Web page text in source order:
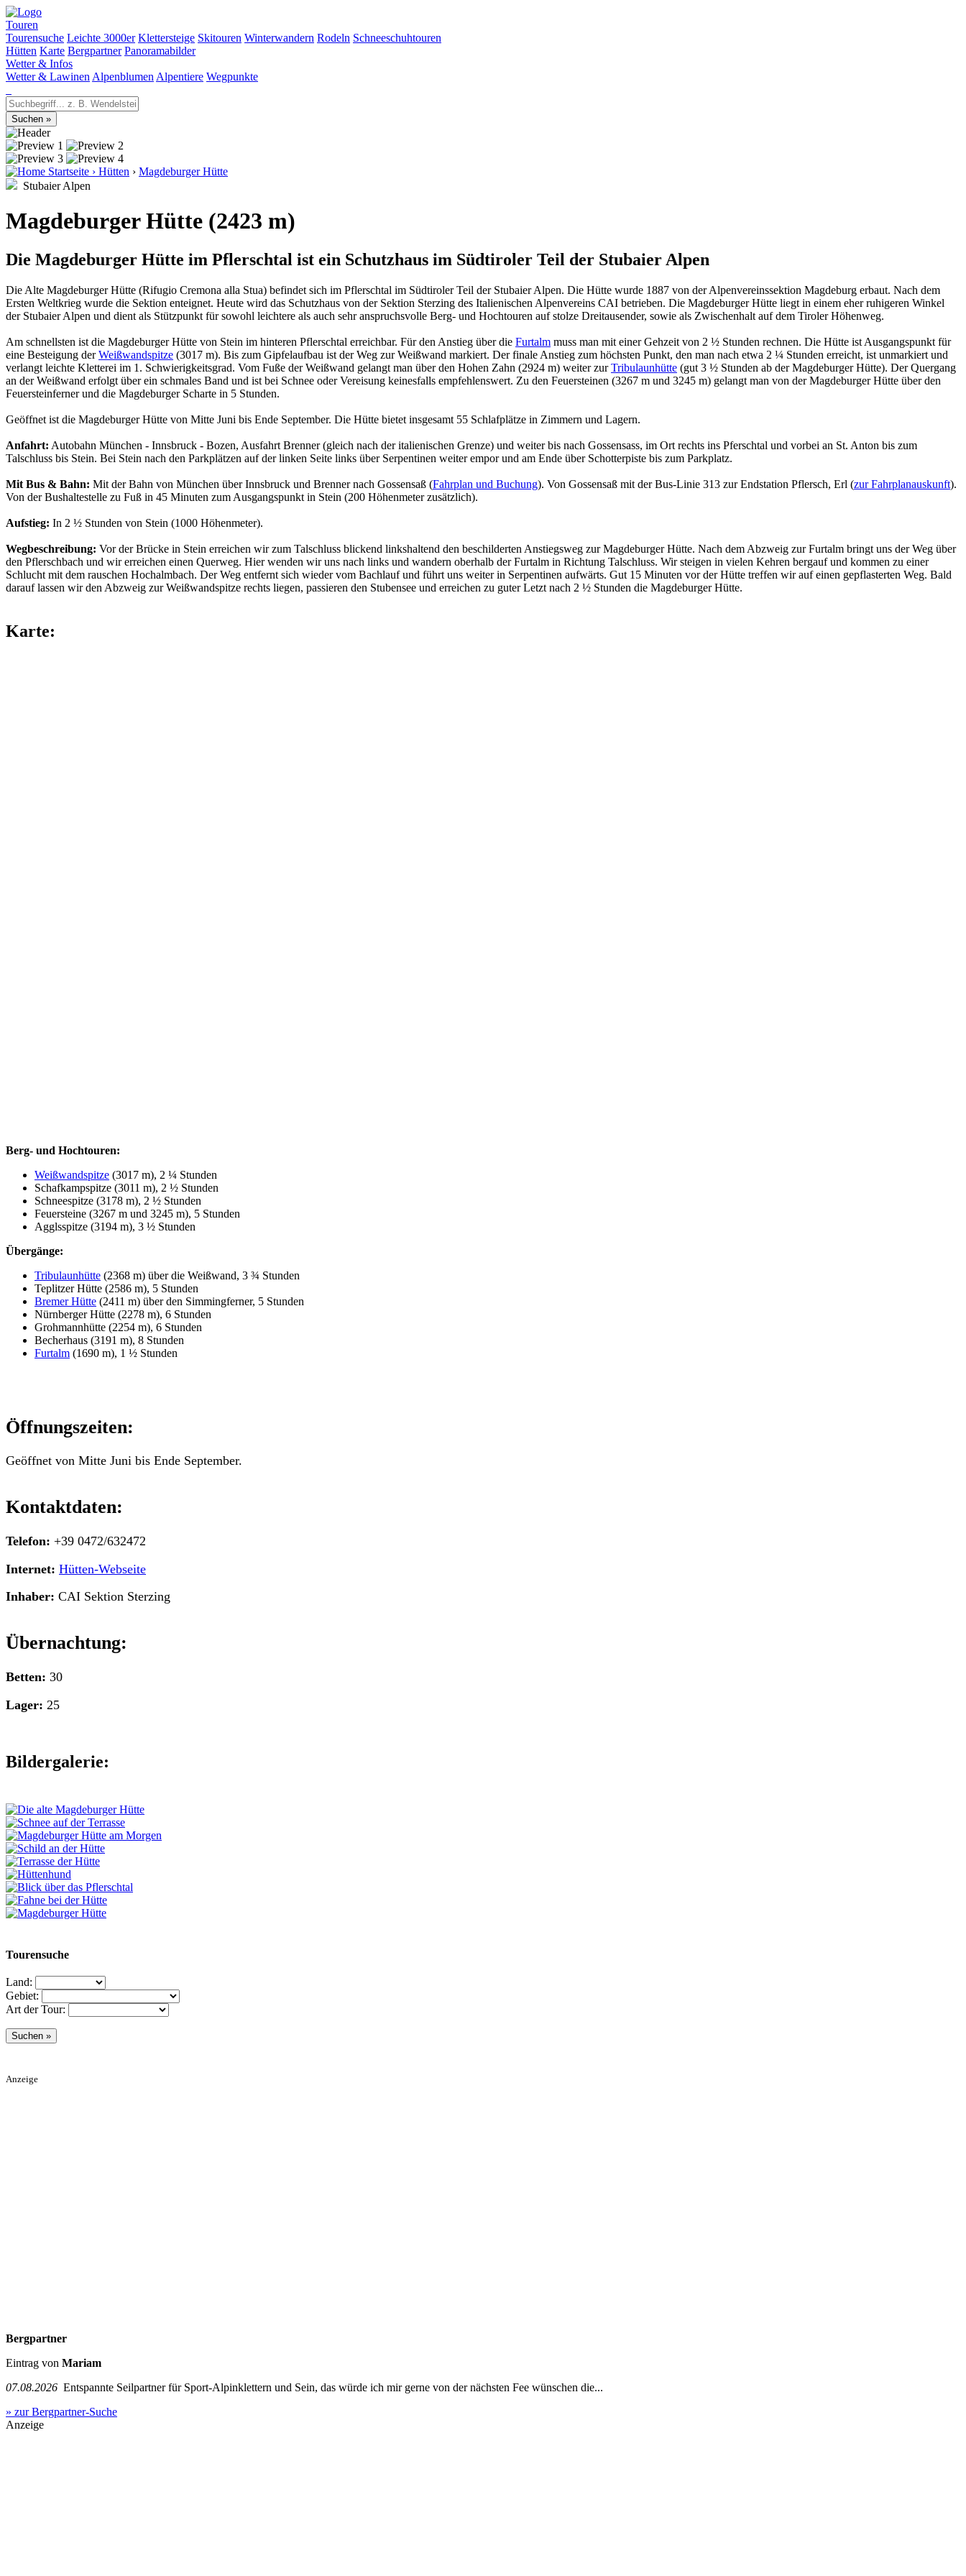
Touren
Tourensuche Leichte 3000er Klettersteige Skitouren Winterwandern Rodeln Schneeschuhtouren
Hütten Karte Bergpartner Panoramabilder
Wetter & Infos
Wetter & Lawinen Alpenblumen Alpentiere Wegpunkte
Startseite › Hütten › Magdeburger Hütte
Stubaier Alpen
Magdeburger Hütte (2423 m)
Die Magdeburger Hütte im Pflerschtal ist ein Schutzhaus im Südtiroler Teil der Stubaier Alpen
Die Alte Magdeburger Hütte (Rifugio Cremona alla Stua) befindet sich im Pflerschtal im Südtiroler Teil der Stubaier Alpen. Die Hütte wurde 1887 von der Alpenvereinssektion Magdeburg erbaut. Nach dem
Ersten Weltkrieg wurde die Sektion enteignet. Heute wird das Schutzhaus von der Sektion Sterzing des Italienischen Alpenvereins CAI betrieben. Die Magdeburger Hütte liegt in einem eher ruhigeren Winkel
der Stubaier Alpen und dient als Stützpunkt für sowohl leichtere als auch sehr anspruchsvolle Berg- und Hochtouren auf stolze Dreitausender, sowie als Zwischenhalt auf dem Tiroler Höhenweg.
Am schnellsten ist die Magdeburger Hütte von Stein im hinteren Pflerschtal erreichbar. Für den Anstieg über die Furtalm muss man mit einer Gehzeit von 2 ½ Stunden rechnen. Die Hütte ist Ausgangspunkt für
eine Besteigung derWeißwandspitze (3017 m). Bis zum Gipfelaufbau ist der Weg zur Weißwand markiert. Der finale Anstieg zum höchsten Punkt, den man nach etwa 2 ¼ Stunden erreicht, ist unmarkiert und
verlangt leichte Kletterei im 1. Schwierigkeitsgrad. Vom Fuße der Weißwand gelangt man über den Hohen Zahn (2924 m) weiter zurTribulaunhütte (gut 3 ½ Stunden ab der Magdeburger Hütte). Der Quergang
an der Weißwand erfolgt über ein schmales Band und ist bei Schnee oder Vereisung keinesfalls empfehlenswert. Zu den Feuersteinen (3267 m und 3245 m) gelangt man von der Magdeburger Hütte über den
Feuersteinferner und die Magdeburger Scharte in 5 Stunden.
Geöffnet ist die Magdeburger Hütte von Mitte Juni bis Ende September. Die Hütte bietet insgesamt 55 Schlafplätze in Zimmern und Lagern.
Anfahrt: Autobahn München - Innsbruck - Bozen, Ausfahrt Brenner (gleich nach der italienischen Grenze) und weiter bis nach Gossensass, im Ort rechts ins Pferschtal und vorbei an St. Anton bis zum
Talschluss bis Stein. Bei Stein nach den Parkplätzen auf der linken Seite links über Serpentinen weiter empor und am Ende über Schotterpiste bis zum Parkplatz.
Mit Bus & Bahn: Mit der Bahn von München über Innsbruck und Brenner nach Gossensaß (Fahrplan und Buchung). Von Gossensaß mit der Bus-Linie 313 zur Endstation Pflersch, Erl (zur Fahrplanauskunft).
Von der Bushaltestelle zu Fuß in 45 Minuten zum Ausgangspunkt in Stein (200 Höhenmeter zusätzlich).
Aufstieg: In 2 ½ Stunden von Stein (1000 Höhenmeter).
Wegbeschreibung: Vor der Brücke in Stein erreichen wir zum Talschluss blickend linkshaltend den beschilderten Anstiegsweg zur Magdeburger Hütte. Nach dem Abzweig zur Furtalm bringt uns der Weg über
den Pflerschbach und wir erreichen einen Querweg. Hier wenden wir uns nach links und wandern oberhalb der Furtalm in Richtung Talschluss. Wir steigen in vielen Kehren bergauf und kommen zu einer
Schlucht mit dem rauschen Hochalmbach. Der Weg entfernt sich wieder vom Bachlauf und führt uns weiter in Serpentinen aufwärts. Gut 15 Minuten vor der Hütte treffen wir auf einen gepflasterten Weg. Bald
darauf lassen wir den Abzweig zur Weißwandspitze rechts liegen, passieren den Stubensee und erreichen zu guter Letzt nach 2 ½ Stunden die Magdeburger Hütte.
Karte:
Berg- und Hochtouren:
Weißwandspitze (3017 m), 2 ¼ Stunden
Schafkampspitze (3011 m), 2 ½ Stunden
Schneespitze (3178 m), 2 ½ Stunden
Feuersteine (3267 m und 3245 m), 5 Stunden
Agglsspitze (3194 m), 3 ½ Stunden
Übergänge:
Tribulaunhütte (2368 m) über die Weißwand, 3 ¾ Stunden
Teplitzer Hütte (2586 m), 5 Stunden
Bremer Hütte (2411 m) über den Simmingferner, 5 Stunden
Nürnberger Hütte (2278 m), 6 Stunden
Grohmannhütte (2254 m), 6 Stunden
Becherhaus (3191 m), 8 Stunden
Furtalm (1690 m), 1 ½ Stunden
Öffnungszeiten:
Geöffnet von Mitte Juni bis Ende September.
Kontaktdaten:
Telefon: +39 0472/632472
Internet: Hütten-Webseite
Inhaber: CAI Sektion Sterzing
Übernachtung:
Betten: 30
Lager: 25
Bildergalerie:
Tourensuche
Land:
Gebiet:
Art der Tour:
Anzeige
Bergpartner
Eintrag von Mariam
07.08.2026 Entspannte Seilpartner für Sport-Alpinklettern und Sein, das würde ich mir gerne von der nächsten Fee wünschen die...
» zur Bergpartner-Suche
Anzeige